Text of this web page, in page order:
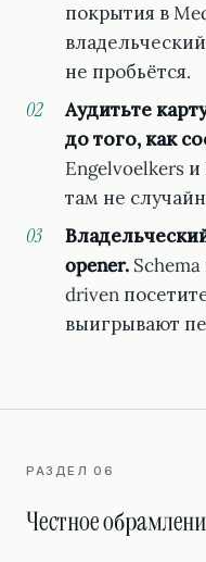
покрытия в
не пробьётся.
Аудитьте
до того, как
Engelvoelkers
там не
opener.
driven
выигрывают
РАЗДЕЛ 06
Честное